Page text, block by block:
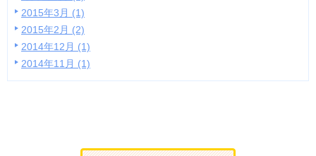
2015年3月 (1)
2015年2月 (2)
2014年12月 (1)
2014年11月 (1)